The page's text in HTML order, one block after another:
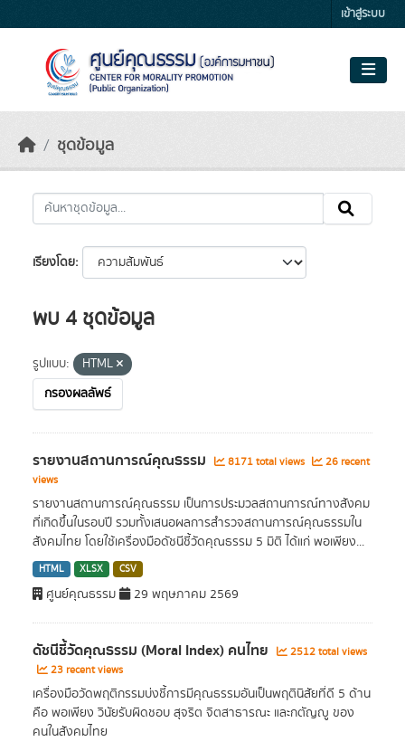
เข้าสู่ระบบ
ชุดข้อมูล
เรียงโดย
พบ 4 ชุดข้อมูล
รูปแบบ:
HTML
กรองผลลัพธ์
รายงานสถานการณ์คุณธรรม 8171 total views
26 recent
views
รายงานสถานการณ์คุณธรรม เป็นการประมวลสถานการณ์ทางสังคม
ที่เกิดขึ้นในรอบปี รวมทั้งเสนอผลการสำรวจสถานการณ์คุณธรรมใน
สังคมไทย โดยใช้เครื่องมือดัชนีชี้วัดคุณธรรม 5 มิติ ได้แก่ พอเพียง...
HTML XLSX CSV
ศูนย์คุณธรรม 29 พฤษภาคม 2569
ดัชนีชี้วัดคุณธรรม (Moral Index) คนไทย
2512 total views
23 recent views
เครื่องมือวัดพฤติกรรมบ่งชี้การมีคุณธรรมอันเป็นพฤตินิสัยที่ดี 5 ด้าน
คือ พอเพียง วินัยรับผิดชอบ สุจริต จิตสาธารณะ และกตัญญู ของ
คนในสังคมไทย